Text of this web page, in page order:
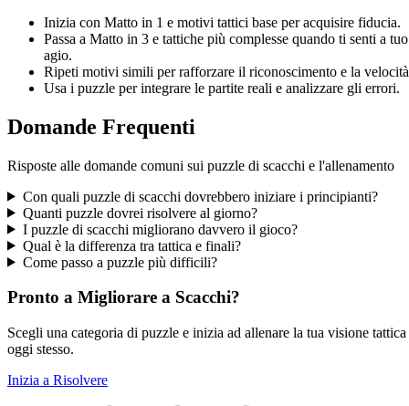
Inizia con Matto in 1 e motivi tattici base per acquisire fiducia.
Passa a Matto in 3 e tattiche più complesse quando ti senti a tuo
agio.
Ripeti motivi simili per rafforzare il riconoscimento e la
Usa i puzzle per integrare le partite reali e analizzare gli errori.
Domande Frequenti
Risposte alle domande comuni sui puzzle di scacchi e l'allenamento
Con quali puzzle di scacchi dovrebbero iniziare i principianti?
Quanti puzzle dovrei risolvere al giorno?
I puzzle di scacchi migliorano davvero il gioco?
Qual è la differenza tra tattica e finali?
Come passo a puzzle più difficili?
Pronto a Migliorare a Scacchi?
Scegli una categoria di puzzle e inizia ad allenare la tua visione tattica
oggi stesso.
Inizia a Risolvere